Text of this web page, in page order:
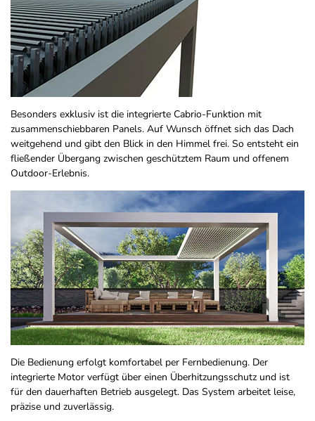
Besonders exklusiv ist die integrierte Cabrio-Funktion mit
zusammenschiebbaren Panels. Auf Wunsch öffnet sich das Dach
weitgehend und gibt den Blick in den Himmel frei. So entsteht ein
fließender Übergang zwischen geschütztem Raum und offenem
Outdoor-Erlebnis.
Die Bedienung erfolgt komfortabel per Fernbedienung. Der
integrierte Motor verfügt über einen Überhitzungsschutz und ist
für den dauerhaften Betrieb ausgelegt. Das System arbeitet leise,
präzise und zuverlässig.